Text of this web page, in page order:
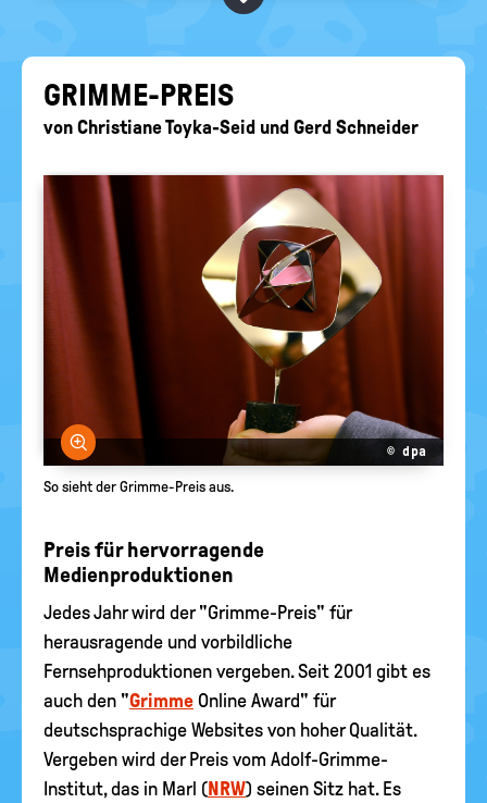
politische
EURE AKTUELLEN FRAGEN...
GRIMME-​PREIS
von Christiane Toyka-Seid und Gerd Schneider
Bild vergrößern
© dpa
So sieht der Grimme-Preis aus.
Preis für hervorragende
Medienproduktionen
Jedes Jahr wird der "Grimme-Preis" für
herausragende und vorbildliche
Fernsehproduktionen vergeben. Seit 2001 gibt es
auch den "Grimme Online Award" für
deutschsprachige Websites von hoher Qualität.
Vergeben wird der Preis vom Adolf-Grimme-
Institut, das in Marl (NRW) seinen Sitz hat. Es